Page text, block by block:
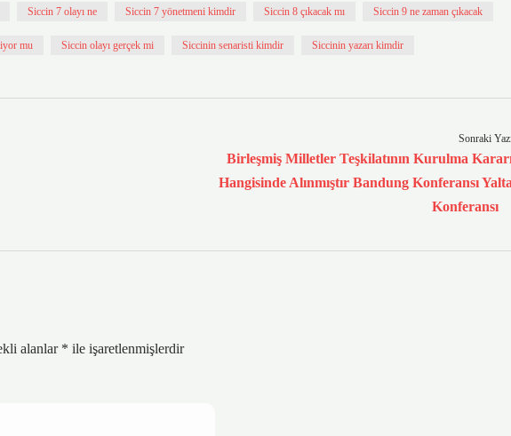
Siccin 7 olayı ne Siccin 7 yönetmeni kimdir Siccin 8 çıkacak mı Siccin 9 ne zaman çıkacak
mu Siccin olayı gerçek mi Siccinin senaristi kimdir Siccinin yazarı kimdir
Sonraki
Birleşmiş Milletler Teşkilatının Kurulma
Hangisinde Alınmıştır Bandung Konferansı
Konferansı
alanlar * ile işaretlenmişlerdir